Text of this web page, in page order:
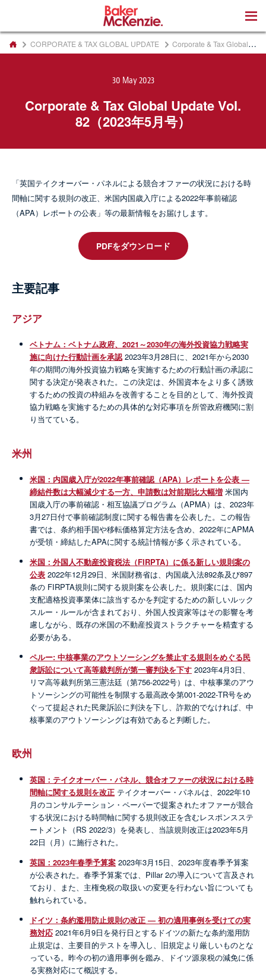
CORPORATE & TAX GLOBAL UPDATE Corporate & Tax Global Update Vol. 82（2023年5月号）
30 May 2023
Corporate & Tax Global Update Vol.
82（2023年5月号）
「英国テイクオーバー・パネルによる競合オファーの状況における時
間軸に関する規則の改正、米国内国歳入庁による2022年事前確認
（APA）レポートの公表」等の最新情報をお届けします。
PDFをダウンロード
主要記事
アジア
ベトナム：ベトナム政府、2021～2030年の海外投資協力戦略実
施に向けた行動計画を承認2023年3月28日に、2021年から2030
年の期間の海外投資協力戦略を実施するための行動計画の承認に
関する決定が発表された。この決定は、外国資本をより多く誘致
するための投資の枠組みを改善することを目的として、海外投資
協力戦略を実施するための具体的な対応事項を所管政府機関に割
り当てている。
米州
米国：内国歳入庁が2022年事前確認（APA）レポートを公表 ―
締結件数は大幅減少する一方、申請数は対前期比大幅増 米国内
国歳入庁の事前確認・相互協議プログラム（APMA）は、2023年
3月27日付で事前確認制度に関する報告書を公表した。この報告
書では、条約相手国や移転価格算定方法を含め、2022年にAPMA
が受領・締結したAPAに関する統計情報が多く示されている。
米国：外国人不動産投資税法（FIRPTA）に係る新しい規則案の
公表 2022年12月29日、米国財務省は、内国歳入法892条及び897
条の FIRPTA規則に関する規則案を公表した。規則案には、国内
支配適格投資事業体に該当するかを判定するための新しいルック
スルー・ルールが含まれており、外国人投資家等はその影響を考
慮しながら、既存の米国の不動産投資ストラクチャーを精査する
必要がある。
ペルー: 中核事業のアウトソーシングを禁止する規則をめぐる民
衆訴訟について高等裁判所が第一審判決を下す 2023年4月3日、
リマ高等裁判所第三憲法廷（第756-2022号）は、中核事業のアウ
トソーシングの可能性を制限する最高政令第001-2022-TR号をめ
ぐって提起された民衆訴訟に判決を下し、詐欺的でなければ、中
核事業のアウトソーシングは有効であると判断した。
欧州
英国：テイクオーバー・パネル、競合オファーの状況における時
間軸に関する規則を改正 テイクオーバー・パネルは、2022年10
月のコンサルテーション・ペーパーで提案されたオファーが競合
する状況における時間軸に関する規則改正を含むレスポンスステ
ートメント（RS 2022/3）を発表し、当該規則改正は2023年5月
22日（月）に施行された。
英国：2023年春季予算案 2023年3月15日、2023年度春季予算案
が公表された。春季予算案では、Pillar 2の導入について言及され
ており、また、主権免税の取扱いの変更を行わない旨についても
触れられている。
ドイツ：条約濫用防止規則の改正 ― 初の適用事例を受けての実
務対応 2021年6月9日を発行日とするドイツの新たな条約濫用防
止規定は、主要目的テストを導入し、旧規定より厳しいものとな
っている。昨今の初の適用事例を鑑み、ドイツ源泉税の減免に係
る実務対応にて概説する。